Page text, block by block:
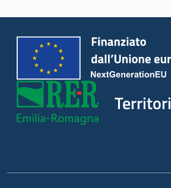
Argomenti
Novità